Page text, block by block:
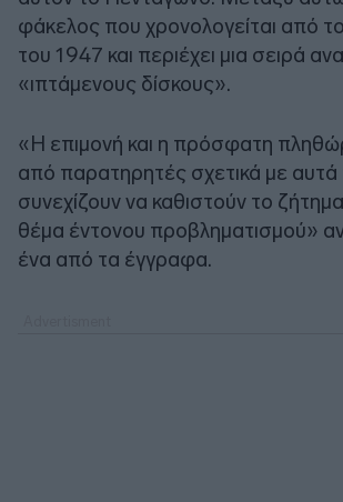
φάκελος που χρονολογείται από
του 1947 και περιέχει μια σειρά
«ιπτάμενους δίσκους».
«Η επιμονή και η πρόσφατη
από παρατηρητές σχετικά με αυτά
συνεχίζουν να καθιστούν το
θέμα έντονου προβληματισμού»
ένα από τα έγγραφα.